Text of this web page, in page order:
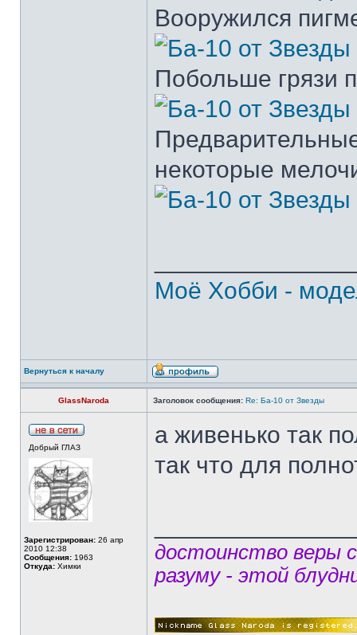
Вооружился
Побольше грязи
некоторые
Моё Хобби -
Вернуться к началу
GlassNaroda Заголовок сообщения: Re: Ба-10 от Звезды
Добрый ГЛАЗ
Зарегистрирован: 26 апр
2010 12:38
Сообщения: 1963
Откуда: Химки
а живенько так
так что для
достоинство веры
разуму - этой